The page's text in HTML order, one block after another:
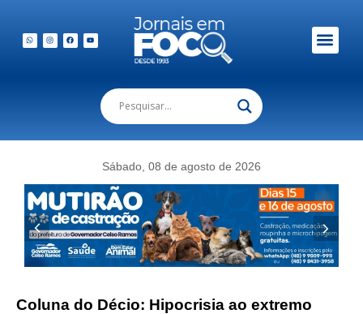
Sábado, 08 de agosto de 2026
Coluna do Décio: Hipocrisia ao extremo